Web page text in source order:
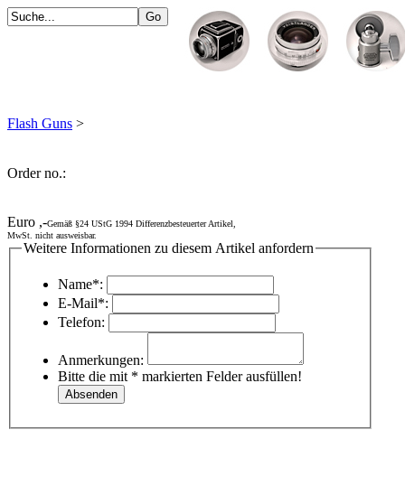
Flash Guns >
Order no.:
Euro ,-Gemäß §24 UStG 1994 Differenzbesteuerter Artikel,
MwSt. nicht ausweisbar.
Weitere Informationen zu diesem Artikel anfordern
Name*:
E-Mail*:
Telefon:
Anmerkungen:
Bitte die mit * markierten Felder ausfüllen!